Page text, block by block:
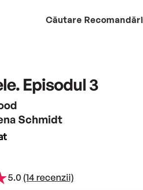
Căutare Recomandări
Episodul 3
Schmidt
5.0 (14 recenzii)